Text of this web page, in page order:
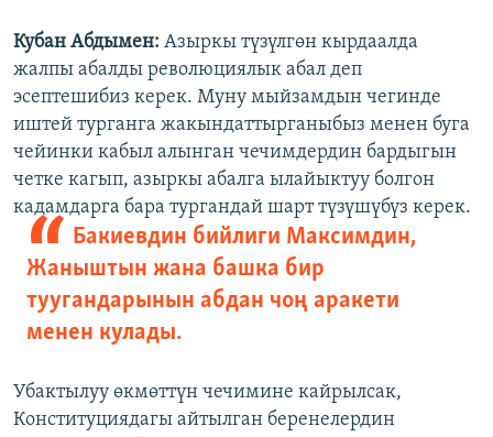
Кубан Абдымен: Азыркы түзүлгөн кырдаалда
жалпы абалды революциялык абал деп
эсептешибиз керек. Муну мыйзамдын чегинде
иштей турганга жакындаттырганыбыз менен буга
чейинки кабыл алынган чечимдердин бардыгын
четке кагып, азыркы абалга ылайыктуу болгон
кадамдарга бара тургандай шарт түзүшүбүз керек.
Бакиевдин бийлиги Максимдин,
Жаныштын жана башка бир
туугандарынын абдан чоң аракети
менен кулады.
Убактылуу өкмөттүн чечимине кайрылсак,
Конституциядагы айтылган беренелердин